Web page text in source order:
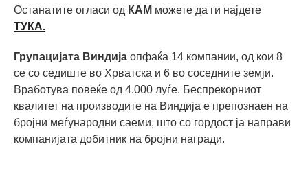
Останатите огласи од КАМ можете да ги најдете
ТУКА.
Групацијата Виндија опфаќа 14 компании, од кои 8
се со седиште во Хрватска и 6 во соседните земји.
Вработува повеќе од 4.000 луѓе. Беспрекорниот
квалитет на производите на Виндија е препознаен на
бројни меѓународни саеми, што со гордост ја направи
компанијата добитник на бројни награди.